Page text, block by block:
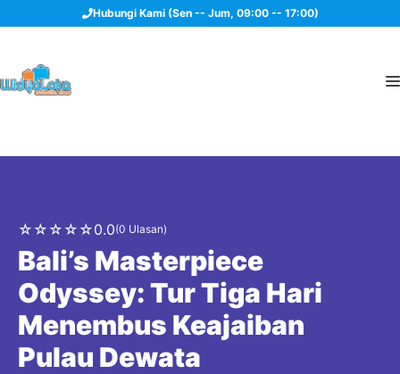
ke
Hubungi Kami (Sen -- Jum, 09:00 -- 17:00)
☆ ☆ ☆ ☆ ☆0.0(0 Ulasan)
Bali’s Masterpiece
Odyssey: Tur Tiga Hari
Menembus Keajaiban
Pulau Dewata